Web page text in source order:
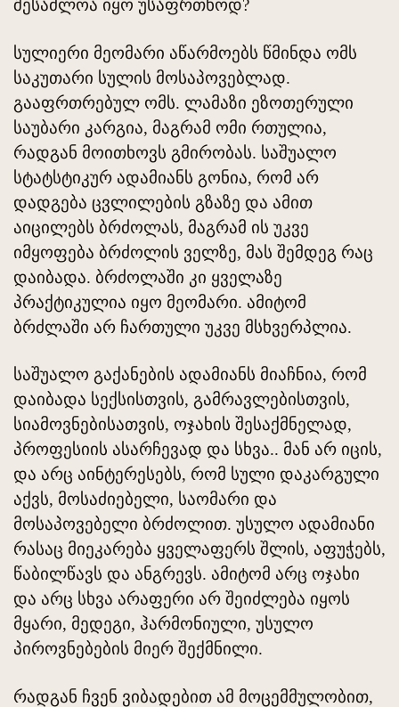
შესაძლოა იყო უსაფრთხოდ?
სულიერი მეომარი აწარმოებს წმინდა ომს
საკუთარი სულის მოსაპოვებლად.
გააფრთრებულ ომს. ლამაზი ეზოთერული
საუბარი კარგია, მაგრამ ომი რთულია,
რადგან მოითხოვს გმირობას. საშუალო
სტატსტიკურ ადამიანს გონია, რომ არ
დადგება ცვლილების გზაზე და ამით
აიცილებს ბრძოლას, მაგრამ ის უკვე
იმყოფება ბრძოლის ველზე, მას შემდეგ რაც
დაიბადა. ბრძოლაში კი ყველაზე
პრაქტიკულია იყო მეომარი. ამიტომ
ბრძლაში არ ჩართული უკვე მსხვერპლია.
საშუალო გაქანების ადამიანს მიაჩნია, რომ
დაიბადა სექსისთვის, გამრავლებისთვის,
სიამოვნებისათვის, ოჯახის შესაქმნელად,
პროფესიის ასარჩევად და სხვა.. მან არ იცის,
და არც აინტერესებს, რომ სული დაკარგული
აქვს, მოსაძიებელი, საომარი და
მოსაპოვებელი ბრძოლით. უსულო ადამიანი
რასაც მიეკარება ყველაფერს შლის, აფუჭებს,
წაბილწავს და ანგრევს. ამიტომ არც ოჯახი
და არც სხვა არაფერი არ შეიძლება იყოს
მყარი, მედეგი, ჰარმონიული, უსულო
პიროვნებების მიერ შექმნილი.
რადგან ჩვენ ვიბადებით ამ მოცემმულობით,